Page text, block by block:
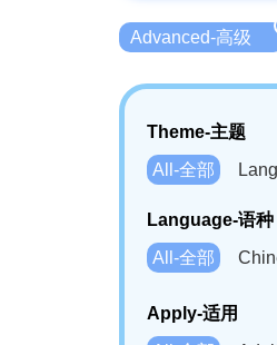
Advanced-高级
Theme-主题
All-全部
Language-语种
All-全部
Bahasa
Apply-适用